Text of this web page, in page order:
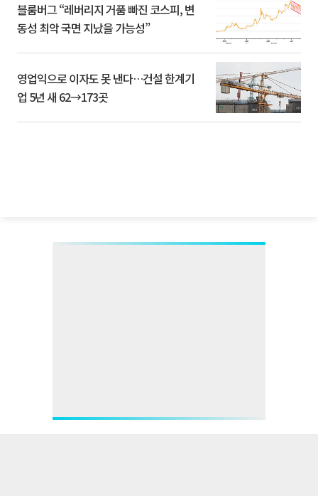
블룸버그 “레버리지 거품 빠진 코스피, 변
동성 최악 국면 지났을 가능성”
영업익으로 이자도 못 낸다…건설 한계기
업 5년 새 62→173곳